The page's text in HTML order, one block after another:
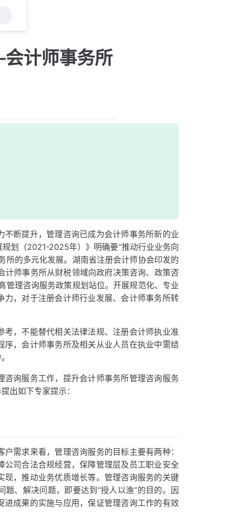
计师事务所
断提升，管理咨询已成为会计师事务所新的业
划（2021-2025年）》明确要“推动行业业务向
所的多元化发展。湖南省注册会计师协会印发的
计师事务所从财税领域向政府决策咨询、政策咨
管理咨询服务政策规划站位。开展规范化、专业
，对于注册会计师行业发展、会计师事务所转
，不能替代相关法律法规、注册会计师执业准
，会计师事务所及相关从业人员在执业中需结
询服务工作，提升会计师事务所管理咨询服务
出如下专家提示：
需求来看，管理咨询服务的目标主要有两种：
司合法合规经营，保障管理层及员工职业安全
，推动业务优质增长等。管理咨询服务的关键
、解决问题，即要达到“授人以渔”的目的。因
成果的实施与应用，保证管理咨询工作的有效